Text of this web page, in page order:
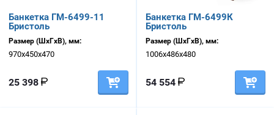
Банкетка ГМ-6499-11
Бристоль
Размер (ШхГхВ), мм:
970х450х470
25 398
Банкетка ГМ-6499К
Бристоль
Размер (ШхГхВ), мм:
1006х486х480
54 554